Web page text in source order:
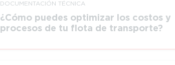
DOCUMEN­TACIÓN TÉCNICA
¿Cómo puedes optimizar los costos y
procesos de tu flota de transporte?